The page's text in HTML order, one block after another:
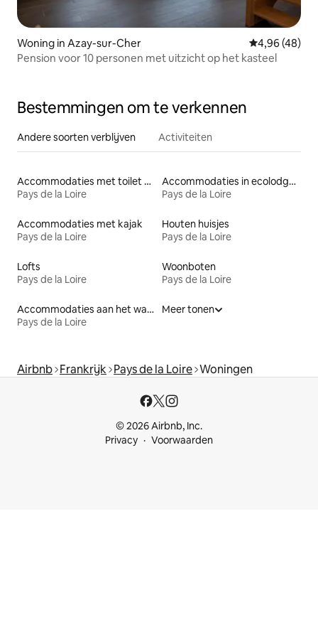
Woning in Azay-sur-Cher Gemiddelde
4,96 (48)
Pension voor 10 personen met uitzicht op het kasteel
Bestemmingen om te verkennen
Andere soorten verblijven Activiteiten
Accommodaties met toilet op toegankelijke hoogte
Pays de la Loire
Accommodaties in ecolodges
Pays de la Loire
Accommodaties met kajak
Pays de la Loire
Houten huisjes
Pays de la Loire
Lofts
Pays de la Loire
Woonboten
Pays de la Loire
Accommodaties aan het water
Pays de la Loire
Meer tonen
Airbnb Frankrijk Pays de la Loire Woningen
© 2026 Airbnb, Inc.
Privacy
Voorwaarden